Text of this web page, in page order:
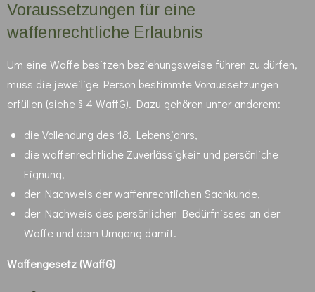
Voraussetzungen für eine
waffenrechtliche Erlaubnis
Um eine Waffe besitzen beziehungsweise führen zu dürfen,
muss die jeweilige Person bestimmte Voraussetzungen
erfüllen (siehe § 4 WaffG). Dazu gehören unter anderem:
die Vollendung des 18. Lebensjahrs,
die waffenrechtliche Zuverlässigkeit und persönliche
Eignung,
der Nachweis der waffenrechtlichen Sachkunde,
der Nachweis des persönlichen Bedürfnisses an der
Waffe und dem Umgang damit.
Waffen­gesetz (WaffG)